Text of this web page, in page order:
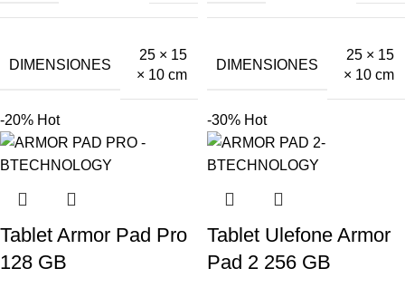
DIMENSIONES
25 × 15
× 10 cm
DIMENSIONES
25 × 15
× 10 cm
-20% Hot
Tablet Armor Pad Pro
128 GB
-30% Hot
Tablet Ulefone Armor
Pad 2 256 GB